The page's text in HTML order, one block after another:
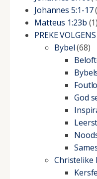
Johannes 5:1-17
Matteus 1:23b (1)
PREKE
Bybel(68)
God
Christelike